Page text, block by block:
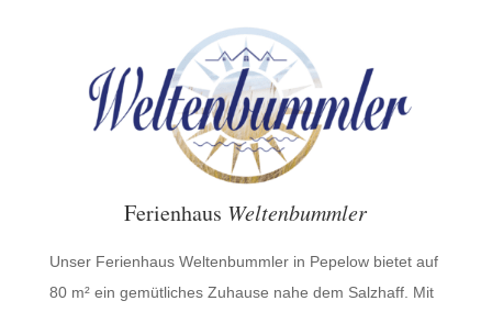
Ferienhaus Weltenbummler
Unser Ferienhaus Weltenbummler in Pepelow bietet auf
80 m² ein gemütliches Zuhause nahe dem Salzhaff. Mit